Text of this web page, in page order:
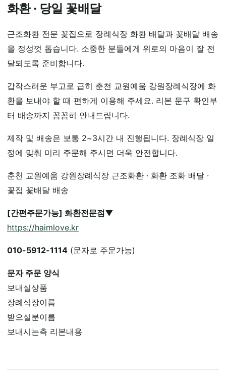
화환 · 당일 꽃배달
근조화환 전문 꽃집으로 장례식장 화환 배달과 꽃배달 배송
을 정성껏 돕습니다. 소중한 분들에게 위로의 마음이 잘 전
달되도록 준비합니다.
갑작스러운 부고로 급히 춘천 교원예움 강원장례식장에 화
환을 보내야 할 때 편하게 이용해 주세요. 리본 문구 확인부
터 배송까지 꼼꼼히 안내드립니다.
제작 및 배송은 보통 2~3시간 내 진행됩니다. 장례식장 일
정에 맞춰 미리 주문해 주시면 더욱 안전합니다.
춘천 교원예움 강원장례식장 근조화환 · 화환 조화 배달 ·
꽃집 꽃배달 배송
[간편주문가능] 화환전문점▼
https://haimlove.kr
010-5912-1114 (문자로 주문가능)
문자 주문 양식
보내실상품
장례식장이름
받으실분이름
보내시는측 리본내용